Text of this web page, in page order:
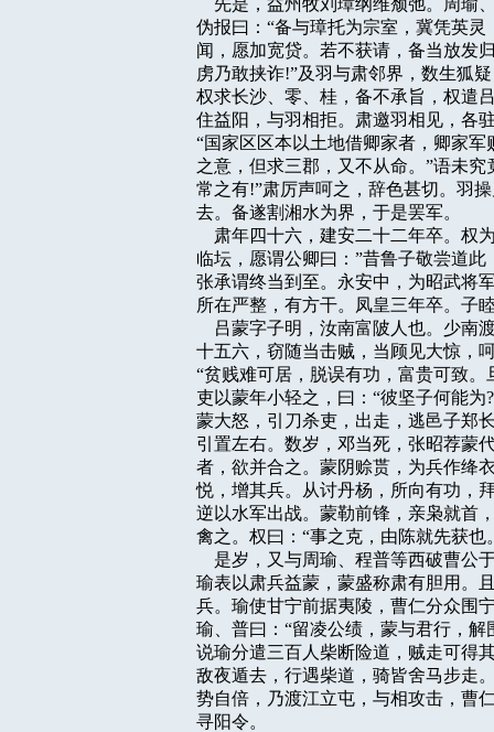
先是，益州牧刘璋纲维颓弛。周
伪报曰：“备与璋托为宗室，冀凭英
闻，愿加宽贷。若不获请，备当放发
虏乃敢挟诈!”及羽与肃邻界，数生狐
权求长沙、零、桂，备不承旨，权遣
住益阳，与羽相拒。肃邀羽相见，各
“国家区区本以土地借卿家者，卿家
之意，但求三郡，又不从命。”语未
常之有!”肃厉声呵之，辞色甚切。羽
去。备遂割湘水为界，于是罢军。
肃年四十六，建安二十二年卒。
临坛，愿谓公卿曰：”昔鲁子敬尝道
张承谓终当到至。永安中，为昭武将
所在严整，有方干。凤皇三年卒。子
吕蒙字子明，汝南富陂人也。少
十五六，窃随当击贼，当顾见大惊，
“贫贱难可居，脱误有功，富贵可致
吏以蒙年小轻之，曰：“彼坚子何能
蒙大怒，引刀杀吏，出走，逃邑子郑
引置左右。数岁，邓当死，张昭荐蒙
者，欲并合之。蒙阴赊贳，为兵作绛
悦，增其兵。从讨丹杨，所向有功，
逆以水军出战。蒙勒前锋，亲枭就首
禽之。权曰：“事之克，由陈就先获
是岁，又与周瑜、程普等西破曹
瑜表以肃兵益蒙，蒙盛称肃有胆用。
兵。瑜使甘宁前据夷陵，曹仁分众围
瑜、普曰：“留凌公绩，蒙与君行，
说瑜分遣三百人柴断险道，贼走可得
敌夜遁去，行遇柴道，骑皆舍马步走
势自倍，乃渡江立屯，与相攻击，曹
寻阳令。